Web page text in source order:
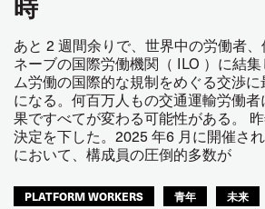
あと 2 週間余りで、世界中の労働者
ネーブの国際労働機関（ ILO ）に結
ム労働の国際的な規制をめぐる交渉
になる。何百万人もの交通運輸労働
果ですべてが変わる可能性がある。
決定を下した。2025 年6 月に開催さ
において、構成員の圧倒的多数が
PLATFORM WORKERS 青年 未来